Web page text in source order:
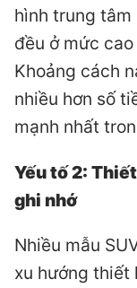
hình trung
đều ở mức
Khoảng cách
nhiều hơn số
mạnh nhất
Yếu tố 2:
ghi nhớ
Nhiều mẫu
xu hướng thiết